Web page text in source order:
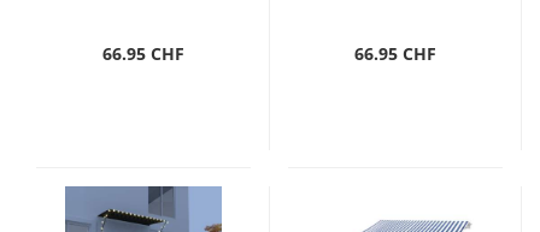
66.95 CHF
66.95 CHF